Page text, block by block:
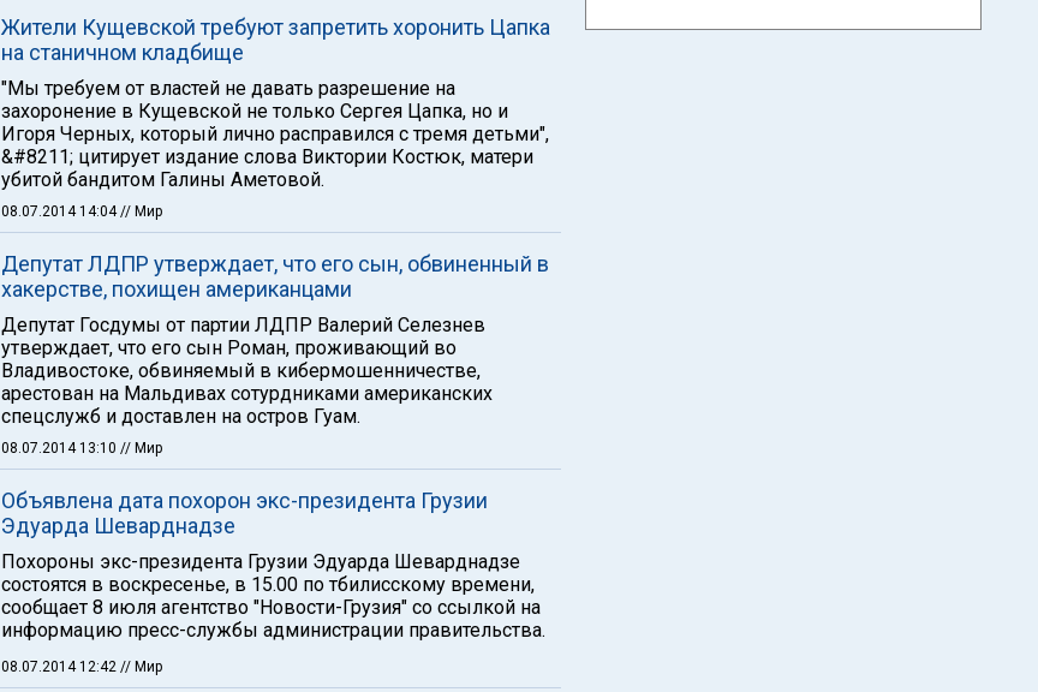
Жители Кущевской требуют запретить хоронить Цапка
на станичном кладбище
"Мы требуем от властей не давать разрешение на
захоронение в Кущевской не только Сергея Цапка, но и
Игоря Черных, который лично расправился с тремя детьми",
&#8211; цитирует издание слова Виктории Костюк, матери
убитой бандитом Галины Аметовой.
08.07.2014 14:04// Мир
Депутат ЛДПР утверждает, что его сын, обвиненный в
хакерстве, похищен американцами
Депутат Госдумы от партии ЛДПР Валерий Селезнев
утверждает, что его сын Роман, проживающий во
Владивостоке, обвиняемый в кибермошенничестве,
арестован на Мальдивах сотурдниками американских
спецслужб и доставлен на остров Гуам.
08.07.2014 13:10 // Мир
Объявлена дата похорон экс-президента Грузии
Эдуарда Шеварднадзе
Похороны экс-президента Грузии Эдуарда Шеварднадзе
состоятся в воскресенье, в 15.00 по тбилисскому времени,
сообщает 8 июля агентство "Новости-Грузия" со ссылкой на
информацию пресс-службы администрации правительства.
08.07.2014 12:42 // Мир